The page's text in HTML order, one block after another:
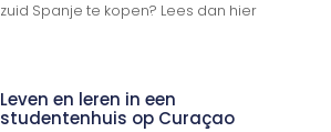
zuid Spanje te kopen? Lees dan hier
Leven en leren in een
studentenhuis op Curaçao